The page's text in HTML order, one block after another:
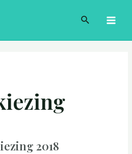
Zoeken
2018